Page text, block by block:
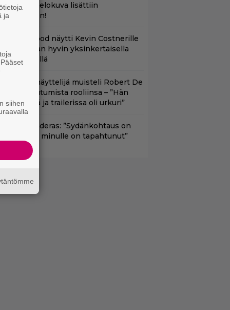
lisättiin
Eastwood näytti Kevin Costnerille
paikan hyvin yksinkertaisella
Fear -näyttelijä muisteli Robert De
paneutumista rooliinsa – ”Hän
kielillä ja trailerissa oli urkuri”
Banderas: ”Sydänkohtaus on
mitä minulle on tapahtunut”
ja
siihen